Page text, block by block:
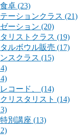
卓 (23)
ーションクラス (21)
ーション (20)
リストクラス (19)
ルボウル販売 (17)
スクラス (15)
コード、 (14)
リスタリスト (14)
別講座 (13)